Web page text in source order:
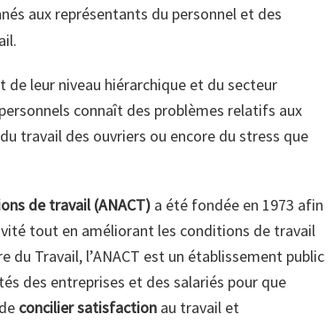
aux représentants du personnel et des
de leur niveau hiérarchique et du secteur
connaît des problèmes relatifs aux
travail des ouvriers ou encore du stress que
de travail (ANACT) a été fondée en 1973 afin
tout en améliorant les conditions de travail
Travail, l’ANACT est un établissement public
des entreprises et des salariés pour que
concilier satisfaction au travail et